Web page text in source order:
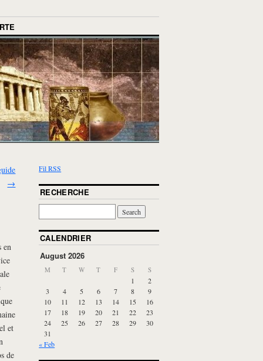
→
en
et
de
Fil RSS
RECHERCHE
CALENDRIER
August 2026
M T W T F S S
1
2
3
4 5 6 7 8
9
10
11 12 13 14 15
16
17
18 19 20 21 22
23
24
25 26 27 28 29
30
31
« Feb